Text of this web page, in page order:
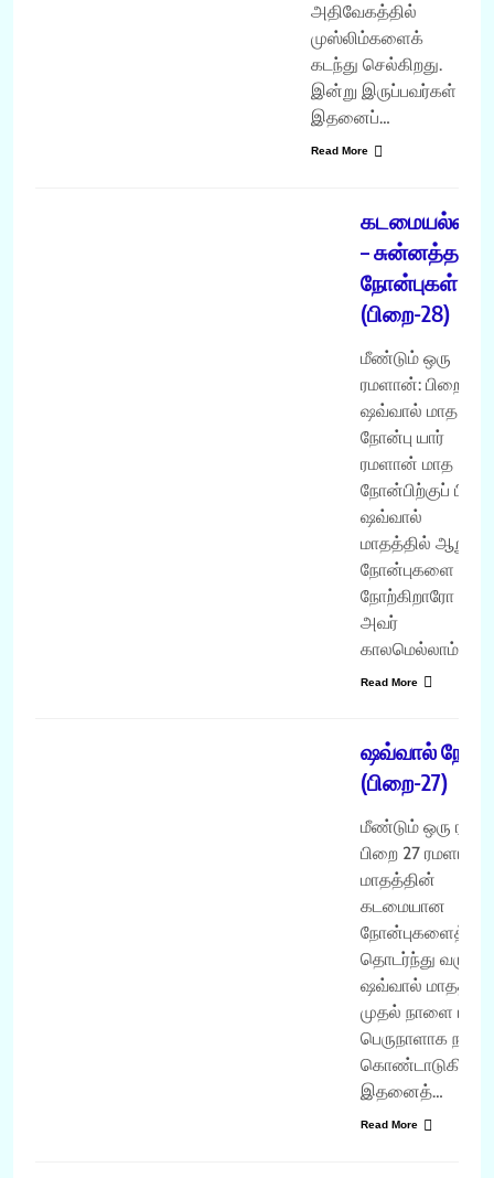
அதிவேகத்தில்
முஸ்லிம்களைக்
கடந்து செல்கிறது.
இன்று இருப்பவர்கள்
இதனைப்…
Read More
கடமையல்லாத
– சுன்னத்தான
நோன்புகள்
(பிறை-28)
மீண்டும் ஒரு
ரமளான்: பிறை 28
ஷவ்வால் மாத
நோன்பு யார்
ரமளான் மாத
நோன்பிற்குப் பிறகு
ஷவ்வால்
மாதத்தில் ஆறு
நோன்புகளை
நோற்கிறாரோ
அவர்
காலமெல்லாம்…
Read More
ஷவ்வால்
(பிறை-27)
மீண்டும் ஒரு
பிறை 27 ரமளான்
மாதத்தின்
கடமையான
நோன்புகளைத்
தொடர்ந்து வரும்
ஷவ்வால்
முதல் நாளை
பெருநாளாக நாம்
இதனைத்…
Read More